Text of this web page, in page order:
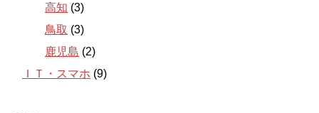
高知 (3)
鳥取 (3)
鹿児島 (2)
ＩＴ・スマホ (9)